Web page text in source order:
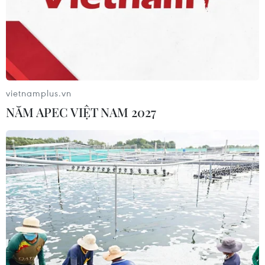
TIN CÙNG CHUYÊN MỤC
Dữ liệu việc làm Mỹ mở thêm dư địa
cho giá vàng trong tuần qua
08/08/2026 04:29
Nghệ An: OCOP đã có thương hiệu,
vì sao nông sản vẫn lo đầu ra?
08/08/2026 03:28
Xe điện Trung Quốc mở rộng
cuộc đua công nghệ ra Đông Nam Á
08/08/2026 03:00
vietnamplus.vn
NĂM APEC VIỆT NAM 2027